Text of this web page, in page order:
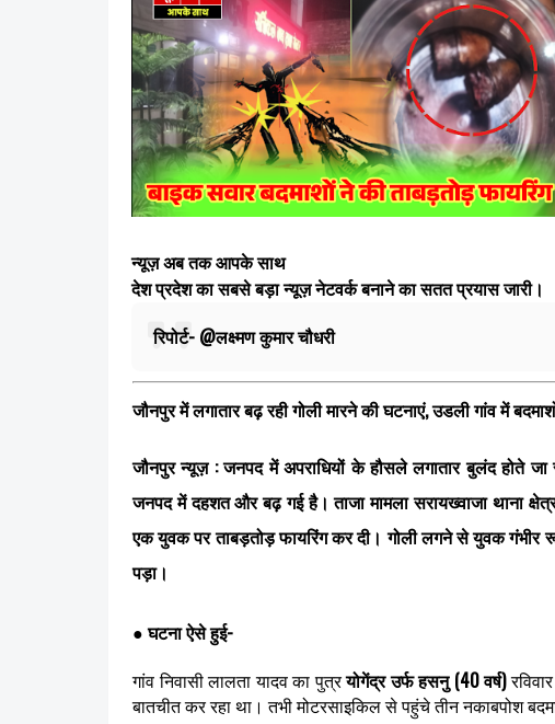
न्यूज़ अब तक आपके साथ
देश प्रदेश का सबसे बड़ा न्यूज़ नेटवर्क बनाने का सतत प्रयास जारी।
रिपोर्ट- @लक्ष्मण कुमार चौधरी
जौनपुर में लगातार बढ़ रही गोली मारने की घटनाएं, उडली गांव में
जौनपुर न्यूज़ :जनपद में अपराधियों के हौसले लगातार बुलंद होते
जनपद में दहशत और बढ़ गई है। ताजा मामला सरायख्वाजा थाना
एक युवक पर ताबड़तोड़ फायरिंग कर दी। गोली लगने से युवक गंभीर
पड़ा।
● घटना ऐसे हुई-
गांव निवासी लालता यादव का पुत्रयोगेंद्र उर्फ हसनु (40 वर्ष)
बातचीत कर रहा था। तभी मोटरसाइकिल से पहुंचे तीन नकाबपोश